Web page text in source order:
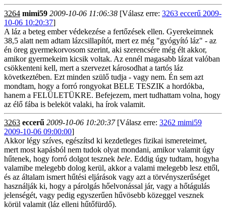
3264 mimi59 2009-10-06 11:06:38 [Válasz erre: 3263 eccerű 2009-
10-06 10:20:37]
A láz a beteg ember védekezése a fertőzések ellen. Gyerekeimnek
38,5 alatt nem adtam lázcsillapítót, mert ez még "gyógyító láz" - az
én öreg gyermekorvosom szerint, aki szerencsére még élt akkor,
amikor gyermekeim kicsik voltak. Az ennél magasabb lázat valóban
csökkenteni kell, mert a szervezet károsodhat a tartós láz
következtében. Ezt minden szülő tudja - vagy nem. Én sem azt
mondtam, hogy a forró rongyokat BELE TESZIK a hordókba,
hanem a FELÜLETÜKRE. Befejezem, mert tudhattam volna, hogy
az élő fába is beleköt valaki, ha írok valamit.
3263 eccerű 2009-10-06 10:20:37[Válasz erre: 3262 mimi59
2009-10-06 09:00:00]
Akkor légy szíves, egészítsd ki kezdetleges fizikai ismereteimet,
mert most kapásból nem tudok olyat mondani, amikor valamit úgy
hűtenek, hogy forró dolgot tesznek bele. Eddig úgy tudtam, hogyha
valamibe melegebb dolog kerül, akkor a valami melegebb lesz ettől,
és az általam ismert hűtési eljárások vagy azt a törvényszerűséget
használják ki, hogy a párolgás hőelvonással jár, vagy a hőtágulás
jelenségét, vagy pedig egyszerűen hűvösebb közeggel vesznek
körül valamit (láz elleni hűtőfürdő).